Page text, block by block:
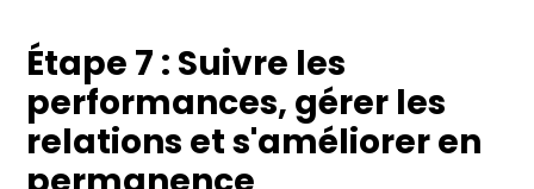
Étape 7 : Suivre les
performances, gérer les
relations et s'améliorer en